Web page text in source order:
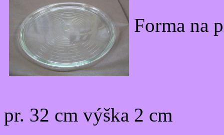
Forma na
pr. 32 cm výška 2 cm